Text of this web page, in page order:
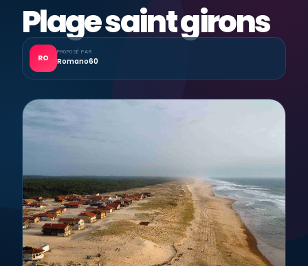
Plage saint girons
RO
PROPOSÉ PAR
Romano60